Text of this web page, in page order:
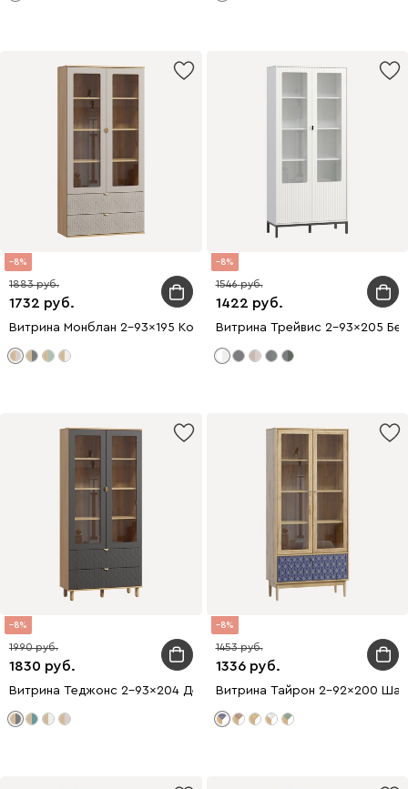
8
1732
1883
Витрина Монблан 2-93x195 Косы Латте
8
1422
1546
Витрина Трейвис 2-93x205
8
1830
1990
Витрина Теджонс 2-93x204 Деко Графитовый
8
1336
1453
Витрина Тайрон 2-92x200